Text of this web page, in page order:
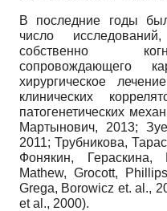
В последние годы
число
собственно
сопровождающего
хирургическое
клинических
патогенетических
Мартынович, 2013;
2011; Трубникова,
Фонякин,
Mathew, Grocott,
Grega, Borowicz et. al.,
et al., 2000).